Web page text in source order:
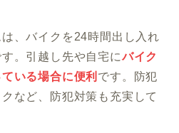
、バイクを24時間出し入れ
。引越し先や自宅にバイク
いる場合に便利 です。防犯
など、防犯対策も充実して